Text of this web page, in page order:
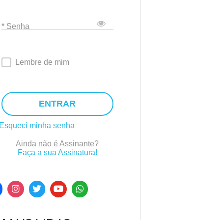
* Senha
Lembre de mim
ENTRAR
Esqueci minha senha
Ainda não é Assinante?
Faça a sua Assinatura!